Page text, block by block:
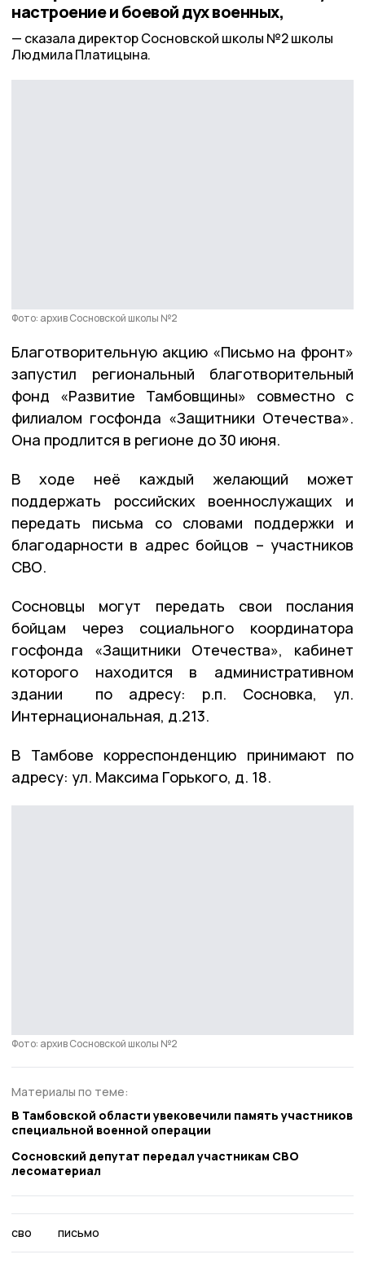
настроение и боевой дух военных,
сказала директор Сосновской школы №2 школы
Людмила Платицына.
Фото: архив Сосновской школы №2
Благотворительную акцию «Письмо на фронт»
запустил региональный благотворительный
фонд «Развитие Тамбовщины» совместно с
филиалом госфонда «Защитники Отечества».
Она продлится в регионе до 30 июня.
В ходе неё каждый желающий может
поддержать российских военнослужащих и
передать письма со словами поддержки и
благодарности в адрес бойцов – участников
СВО.
Сосновцы могут передать свои послания
бойцам через социального координатора
госфонда «Защитники Отечества», кабинет
которого находится в административном
здании по адресу: р.п. Сосновка, ул.
Интернациональная, д.213.
В Тамбове корреспонденцию принимают по
адресу: ул. Максима Горького, д. 18.
Фото: архив Сосновской школы №2
Материалы по теме:
В Тамбовской области увековечили память участников
специальной военной операции
Сосновский депутат передал участникам СВО
лесоматериал
сво письмо